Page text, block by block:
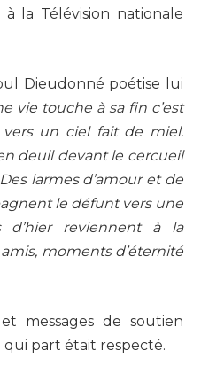
la Télévision nationale
Dieudonné poétise lui
vie touche à sa fin c’est
vers un ciel fait de miel.
deuil devant le cercueil
larmes d’amour et de
le défunt vers une
d’hier reviennent à la
moments d’éternité
messages de soutien
part était respecté.